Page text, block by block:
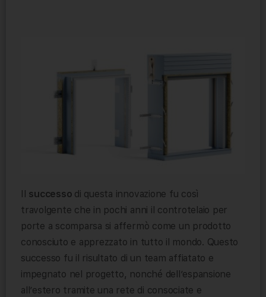
successo di questa innovazione fu così
travolgente che in pochi anni il controtelaio per
porte a scomparsa si affermò come un prodotto
conosciuto e apprezzato in tutto il mondo. Questo
successo fu il risultato di un team affiatato e
impegnato nel progetto, nonché dell’espansione
all’estero tramite una rete di consociate e